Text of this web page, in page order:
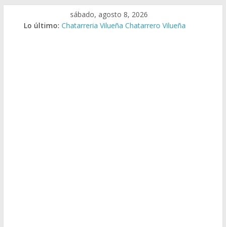
sábado, agosto 8, 2026
Lo último: Chatarreria Vilueña Chatarrero Vilueña